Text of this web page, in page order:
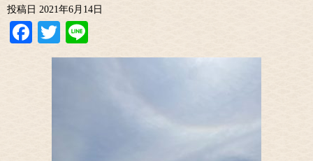
投稿日 2021年6月14日
Facebook
Twitter